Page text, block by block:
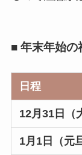
■ 年末年始の
日程
12月31日（
1月1日（元